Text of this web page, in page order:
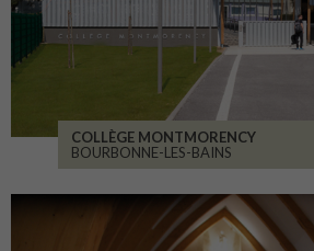
COLLÈGE MONTMORENCY
BOURBONNE-LES-BAINS